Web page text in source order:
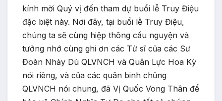
kính mời Quý vị đến tham dự buổi lễ Truy Điệu
đặc biệt này. Nơi đây, tại buổi lễ Truy Điệu,
chúng ta sẽ cùng hiệp thông cầu nguyện và
tưởng nhớ cùng ghi ơn các Tử sĩ của các Sư
Đoàn Nhảy Dù QLVNCH và Quân Lực Hoa Kỳ
nói riêng, và của các quân binh chủng
QLVNCH nói chung, đã Vị Quốc Vong Thân để